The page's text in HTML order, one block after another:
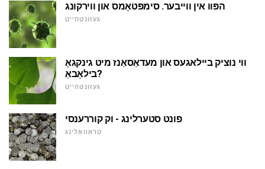
הפּוו אין ווייבער. סימפּטאָמס און ווירקונג
געזונטהייַט
ווי נוציק ביילאגעס און מעדאַסאַנז מיט גינקגאָ
בילאָבאַ?
געזונטהייַט
פונט סטערלינג - וק קוררענסי
טראַוואַלינג